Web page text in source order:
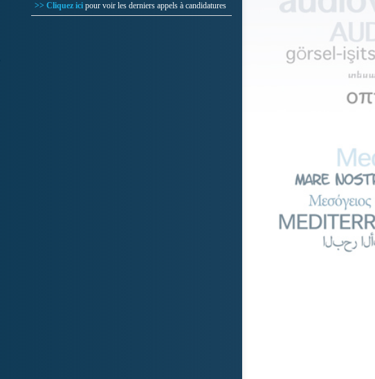
>> Cliquez ici pour voir les derniers appels à candidatures